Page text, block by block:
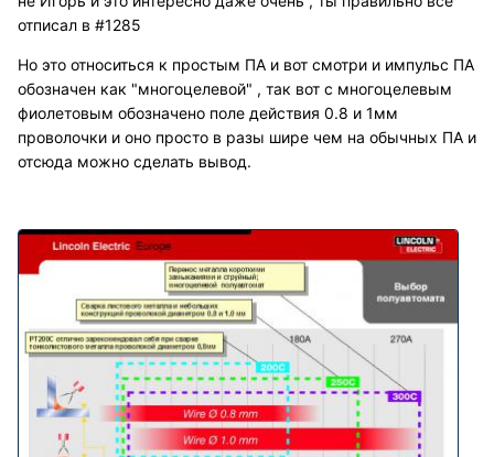
отписал в #1285
Но это относиться к простым ПА и вот смотри и импульс ПА
обозначен как "многоцелевой" , так вот с многоцелевым
фиолетовым обозначено поле действия 0.8 и 1мм
проволочки и оно просто в разы шире чем на обычных ПА и
отсюда можно сделать вывод.